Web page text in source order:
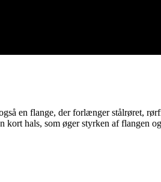
en flange, der forlænger stålrøret,
kort hals, som øger styrken af ​​flangen